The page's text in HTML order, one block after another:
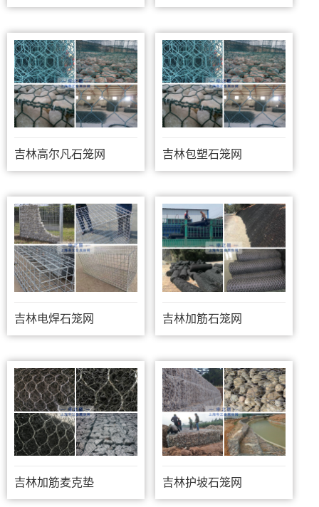
吉林高尔凡石笼网 吉林包塑石笼网
吉林电焊石笼网 吉林加筋石笼网
吉林加筋麦克垫 吉林护坡石笼网